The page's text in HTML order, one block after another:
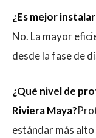
¿Es mejor
No. La mayor
desde la fase de
¿Qué nivel de
Riviera Maya?
estándar más